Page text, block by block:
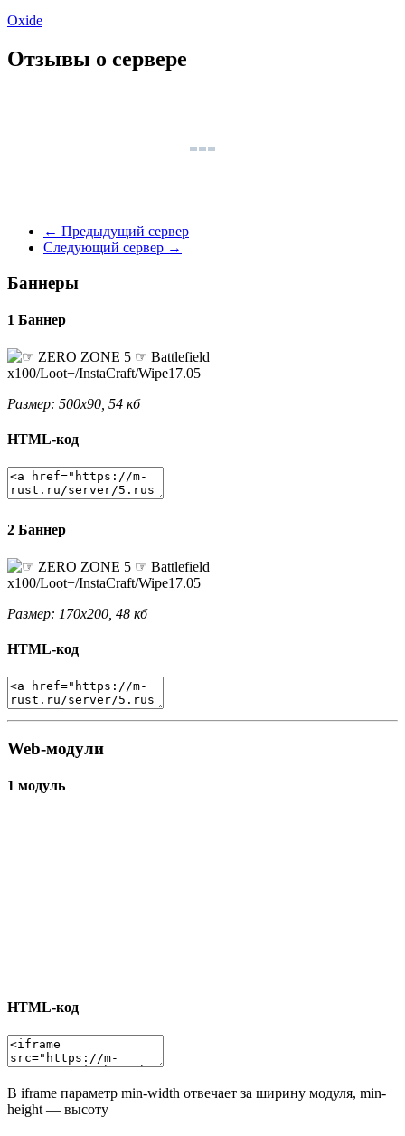
Oxide
Отзывы о сервере
← Предыдущий сервер
Следующий сервер →
Баннеры
1 Баннер
Размер: 500x90, 54 кб
HTML-код
2 Баннер
Размер: 170x200, 48 кб
HTML-код
Web-модули
1 модуль
HTML-код
В iframe параметр min-width отвечает за ширину модуля, min-
height — высоту